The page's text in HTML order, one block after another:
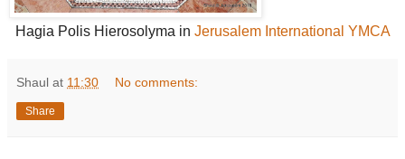
Hagia Polis Hierosolyma in Jerusalem International YMCA
Shaul at 11:30 No comments:
Share